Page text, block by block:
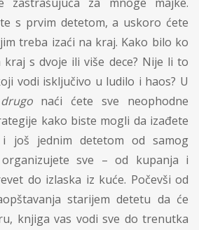
s prvim detetom, a uskoro ćete
treba izaći na kraj. Kako bilo ko
kraj s dvoje ili više dece? Nije li to
vodi isključivo u ludilo i haos? U
naći ćete sve neophodne
kako biste mogli da izađete
još jednim detetom od samog
sve – od kupanja i
do izlaska iz kuće. Počevši od
starijem detetu da će
knjiga vas vodi sve do trenutka